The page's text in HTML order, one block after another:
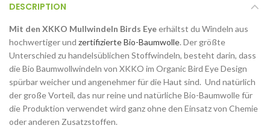
DESCRIPTION
Mit den XKKO Mullwindeln Birds Eyeerhältst du Windeln aus
hochwertiger und zertifizierte Bio-Baumwolle. Der größte
Unterschied zu handelsüblichen Stoffwindeln, besteht darin, dass
die Bio Baumwollwindeln von XKKO im Organic Bird Eye Design
spürbar weicher und angenehmer für die Haut sind. Und natürlich
der große Vorteil, das nur reine und natürliche Bio-Baumwolle für
die Produktion verwendet wird ganz ohne den Einsatz von Chemie
oder anderen Zusatzstoffen.